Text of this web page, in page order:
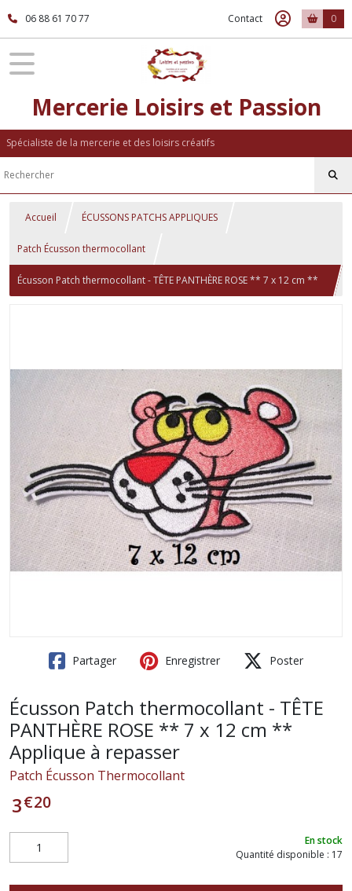
06 88 61 70 77 Contact 0
Mercerie Loisirs et Passion
Spécialiste de la mercerie et des loisirs créatifs
Accueil ÉCUSSONS PATCHS APPLIQUES
Patch Écusson thermocollant
Écusson Patch thermocollant - TÊTE PANTHÈRE ROSE ** 7 x 12 cm **
Partager Enregistrer Poster
Écusson Patch thermocollant - TÊTE
PANTHÈRE ROSE ** 7 x 12 cm **
Applique à repasser
Patch Écusson Thermocollant
3€20
En stock
Quantité disponible : 17